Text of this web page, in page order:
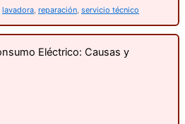
lavadora, reparación, servicio técnico